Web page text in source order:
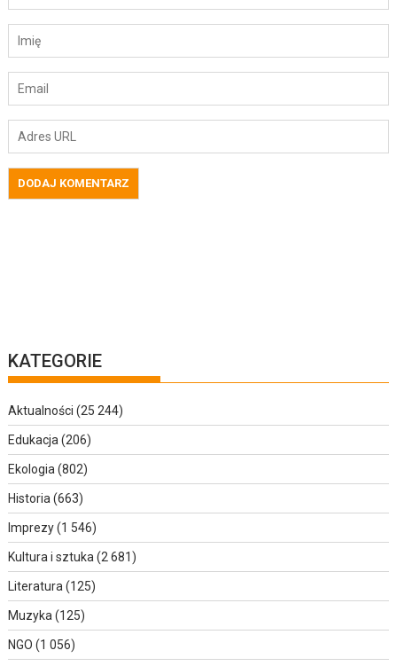
KATEGORIE
Aktualności (25 244)
Edukacja(206)
Ekologia(802)
Historia(663)
Imprezy(1 546)
Kultura i sztuka(2 681)
Literatura(125)
Muzyka(125)
NGO (1 056)